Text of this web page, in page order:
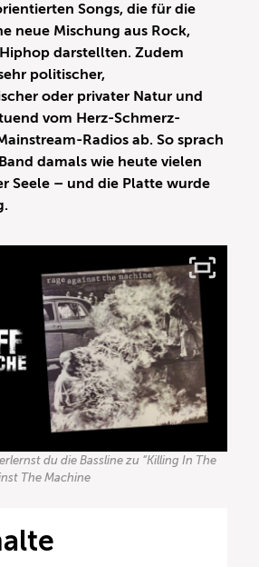
Songs, die für die
neue Mischung aus Rock,
darstellten. Zudem
politischer,
oder privater Natur und
vom Herz-Schmerz-
Radios ab. So sprach
damals wie heute vielen
Seele – und die Platte wurde
du die Bassline zu “Killing In The
The Machine